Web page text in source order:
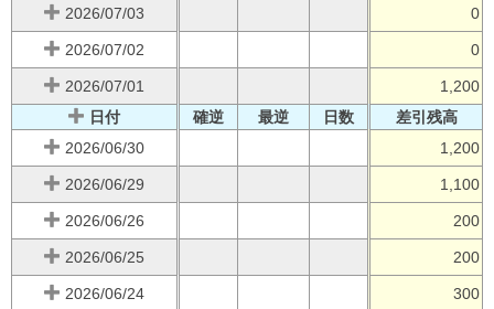
2026/07/03 0
2026/07/02 0
2026/07/01
1,200
日付
確逆 最逆 日数
差引残高
2026/06/30
1,200
2026/06/29 1,100
2026/06/26 200
2026/06/25 200
2026/06/24 300